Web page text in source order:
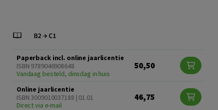
Paperback incl. online jaarlicentie
ISBN 9789046908648
Vandaag besteld, dinsdag in huis
50,50
Online jaarlicentie
ISBN 3009010037188 | 01.01
Direct via e-mail
46,75